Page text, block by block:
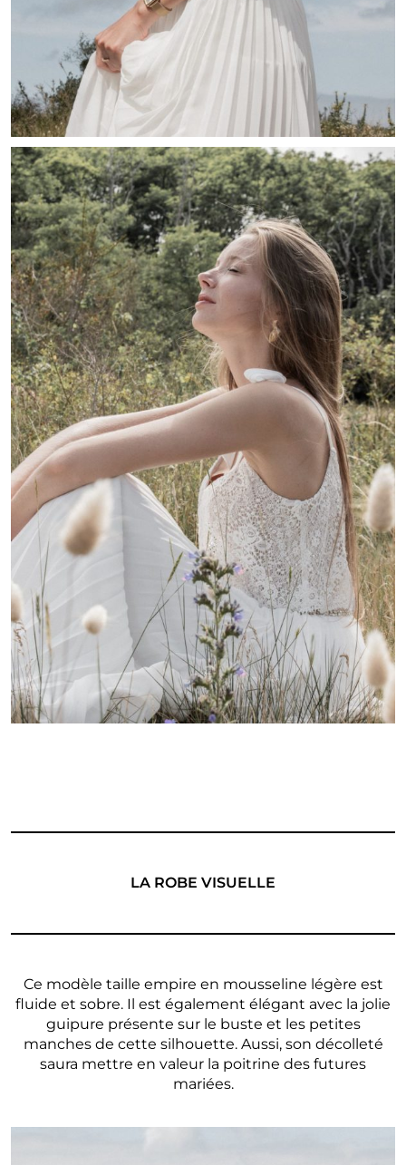
LA ROBE VISUELLE
Ce modèle taille empire en mousseline légère est
fluide et sobre. Il est également élégant avec la jolie
guipure présente sur le buste et les petites
manches de cette silhouette. Aussi, son décolleté
saura mettre en valeur la poitrine des futures
mariées.